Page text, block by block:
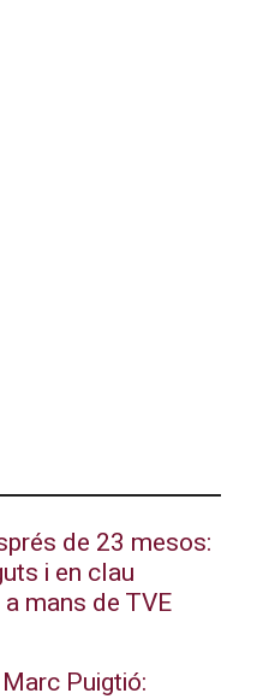
de 23 mesos:
i en clau
mans de TVE
Puigtió: